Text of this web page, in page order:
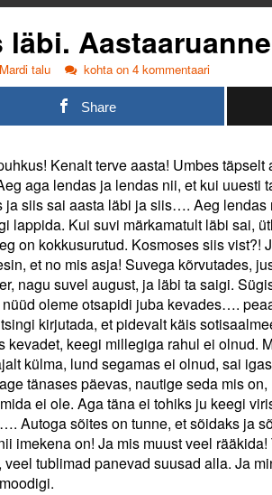
läbi.
Read
Mardi talu
Puhkus
läbi.
Aastaaruanne.
kohta on 4 kommentaari
Share
Kenalt terve aasta! Umbes
aga lendas ja lendas nii, et kui uuesti
ja siis sai aasta läbi ja siis…. Aeg lendas
lappida. Kui suvi märkamatult läbi sai,
on kokkusurutud. Kosmoses siis vist?!
et no mis asja! Suvega kõrvutades,
nagu suvel august, ja läbi ta saigi.
oleme otsapidi juba kevades….
kirjutada, et pidevalt käis
kevadet, keegi millegiga rahul ei olnud.
külma, lund segamas ei olnud, sai
tänases päevas, nautige seda mis
ei ole. Aga täna ei tohiks ju keegi
Autoga sõites on tunne, et sõidaks ja
imekena on! Ja mis muust veel
tublimad panevad suusad alla. Ja